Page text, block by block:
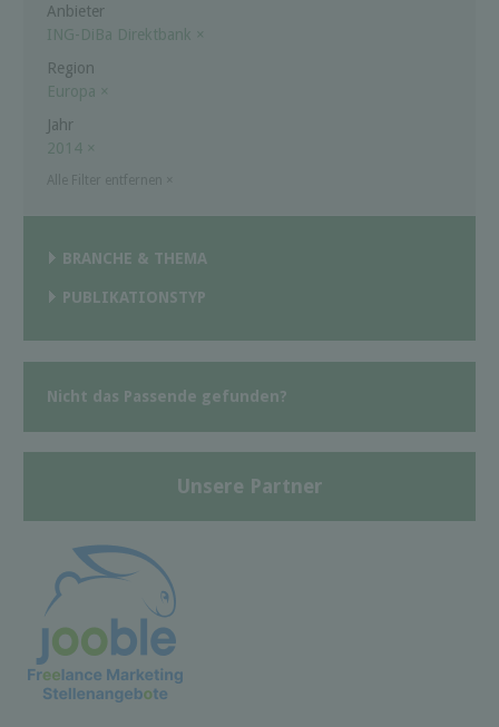
Anbieter
ING-DiBa Direktbank ×
Region
Europa ×
Jahr
2014 ×
BRANCHE & THEMA
PUBLIKATIONSTYP
Nicht das Passende gefunden?
Unsere Partner